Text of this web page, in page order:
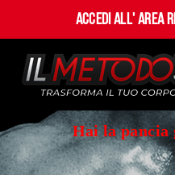
Accedi all' Area
Hai la pancia